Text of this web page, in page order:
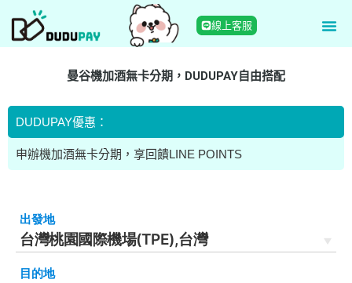
線上客服
曼谷機加酒無卡分期，DUDUPAY自由搭配
DUDUPAY優惠：
申辦機加酒無卡分期，享回饋LINE POINTS